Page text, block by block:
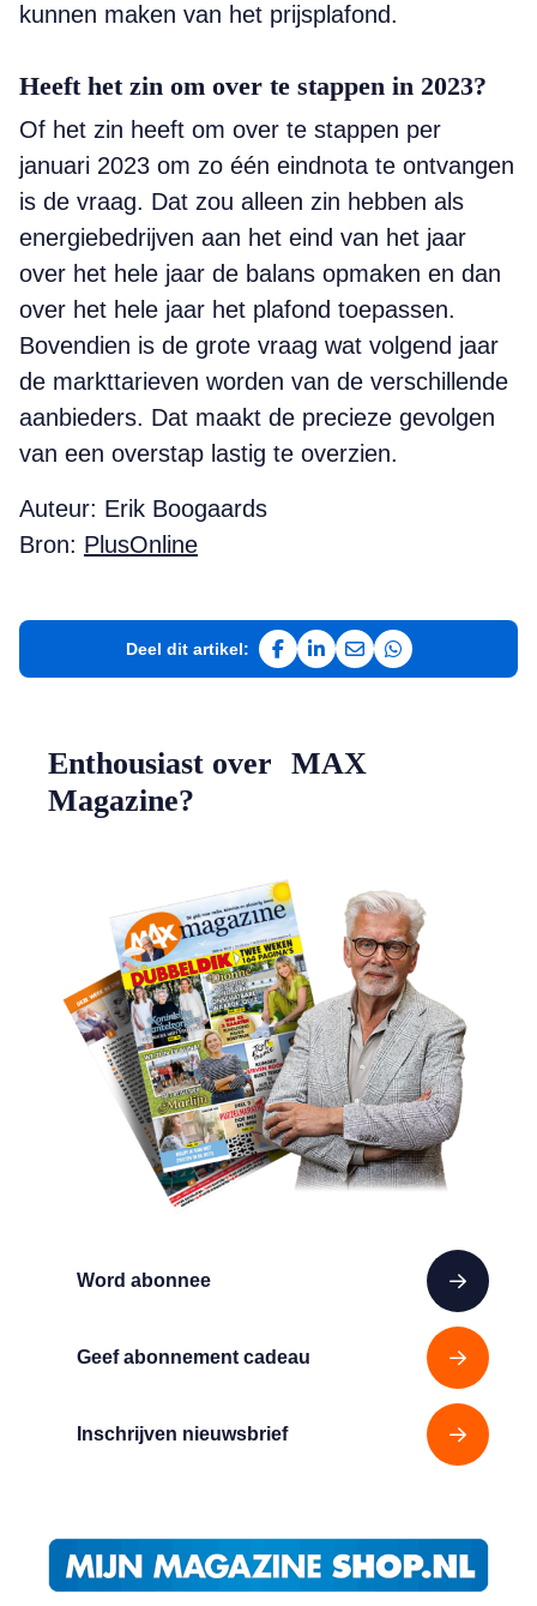
kunnen maken van het prijsplafond.
Heeft het zin om over te stappen in 2023?
Of het zin heeft om over te stappen per
januari 2023 om zo één eindnota te ontvangen
is de vraag. Dat zou alleen zin hebben als
energiebedrijven aan het eind van het jaar
over het hele jaar de balans opmaken en dan
over het hele jaar het plafond toepassen.
Bovendien is de grote vraag wat volgend jaar
de markttarieven worden van de verschillende
aanbieders. Dat maakt de precieze gevolgen
van een overstap lastig te overzien.
Auteur: Erik Boogaards
Bron: PlusOnline
Deel dit artikel:
Deel op Facebook
Deel op LinkedIn
Deel via e-mail
Deel via
Word abonnee
Geef abonnement cadeau
Inschrijven nieuwsbrief
Enthousiast over MAX
Magazine?